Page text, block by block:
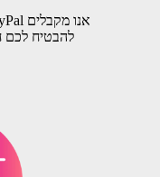
להבטיח לכם